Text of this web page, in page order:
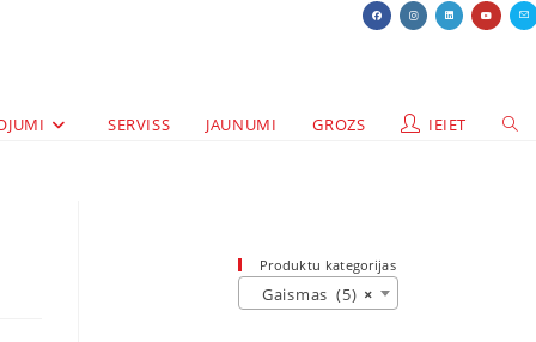
SERVISS JAUNUMI GROZS IEIET
Produktu kategorijas
×
Gaismas (5)